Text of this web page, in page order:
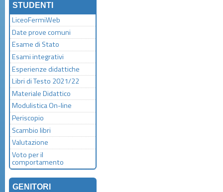
STUDENTI
LiceoFermiWeb
Date prove comuni
Esame di Stato
Esami integrativi
Esperienze didattiche
Libri di Testo 2021/22
Materiale Didattico
Modulistica On-line
Periscopio
Scambio libri
Valutazione
Voto per il
comportamento
GENITORI